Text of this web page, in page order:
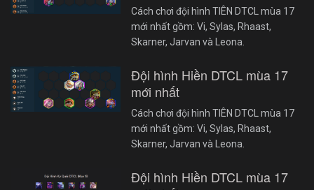
Cách chơi đội hình TIÊN DTCL mùa 17
mới nhất gồm: Vi, Sylas, Rhaast,
Skarner, Jarvan và Leona.
Đội hình Hiền DTCL mùa 17
mới nhất
Cách chơi đội hình TIÊN DTCL mùa 17
mới nhất gồm: Vi, Sylas, Rhaast,
Skarner, Jarvan và Leona.
Đội hình Hiền DTCL mùa 17